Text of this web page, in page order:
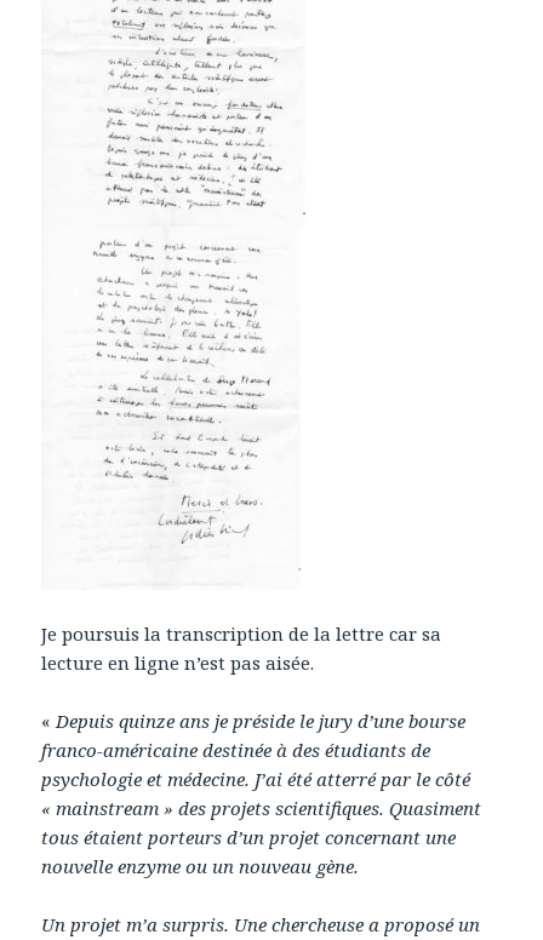
Je poursuis la transcription de la lettre car sa
lecture en ligne n’est pas aisée.
«Depuis quinze ans je préside le jury d’une bourse
franco-américaine destinée à des étudiants de
psychologie et médecine. J’ai été atterré par le côté
« mainstream » des projets scientifiques. Quasiment
tous étaient porteurs d’un projet concernant une
nouvelle enzyme ou un nouveau gène.
Un projet m’a surpris. Une chercheuse a proposé un